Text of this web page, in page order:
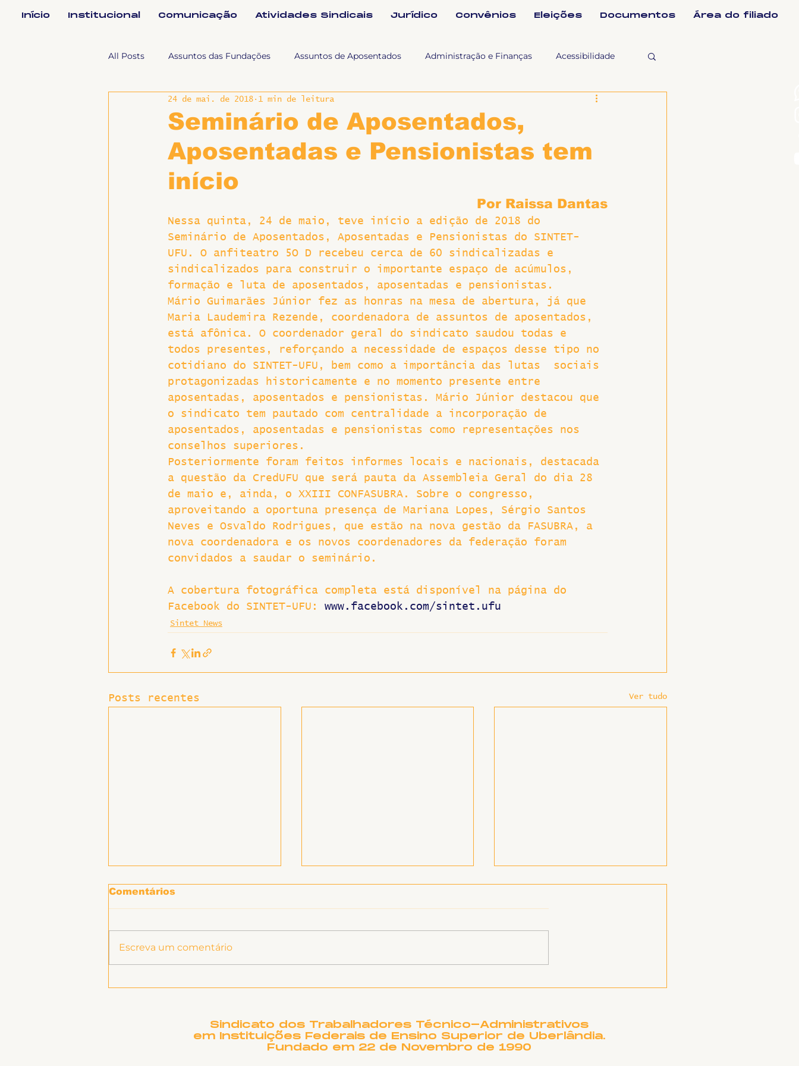
Início Institucional Comunicação Atividades Sindicais Jurídico Convênios Eleições Documentos Área do filiado
All Posts Assuntos das Fundações Assuntos de Aposentados Administração e Finanças Acessibilidade
Assuntos Jurídicos e Relação de Tra Fala SINTET-UFU
Coordenações Efetivos Documentos Formação e Relações Sindicais Mundo Ligeirinho
Politicas Socias Antirracismo Suplentes
Slider Sintet News Suplentes Você Sabia Divulgações
Hospitais e Saúde Pública
Seminário de Aposentados,
Aposentadas e Pensionistas tem
início
24 de mai. de 2018 1 min de leitura
Por Raissa Dantas
Nessa quinta, 24 de maio, teve início a edição de 2018 do
Seminário de Aposentados, Aposentadas e Pensionistas do SINTET-
UFU. O anfiteatro 5O D recebeu cerca de 60 sindicalizadas e
sindicalizados para construir o importante espaço de acúmulos,
formação e luta de aposentados, aposentadas e pensionistas.
Mário Guimarães Júnior fez as honras na mesa de abertura, já que
Maria Laudemira Rezende, coordenadora de assuntos de aposentados,
está afônica. O coordenador geral do sindicato saudou todas e
todos presentes, reforçando a necessidade de espaços desse tipo no
cotidiano do SINTET-UFU, bem como a importância das lutas  sociais
protagonizadas historicamente e no momento presente entre
aposentadas, aposentados e pensionistas. Mário Júnior destacou que
o sindicato tem pautado com centralidade a incorporação de
aposentados, aposentadas e pensionistas como representações nos
conselhos superiores.
Posteriormente foram feitos informes locais e nacionais, destacada
a questão da CredUFU que será pauta da Assembleia Geral do dia 28
de maio e, ainda, o XXIII CONFASUBRA. Sobre o congresso,
aproveitando a oportuna presença de Mariana Lopes, Sérgio Santos
Neves e Osvaldo Rodrigues, que estão na nova gestão da FASUBRA, a
nova coordenadora e os novos coordenadores da federação foram
convidados a saudar o seminário.
A cobertura fotográfica completa está disponível na página do
Facebook do SINTET-UFU: www.facebook.com/sintet.ufu
Sintet News
Posts recentes Ver tudo
Informe sobre RSC
NOME?
Comentários
Escreva um comentário
Sindicato dos Trabalhadores Técnico-Administrativos
em Instituições Federais de Ensino Superior de Uberlândia.
Fundado em 22 de Novembro de 1990